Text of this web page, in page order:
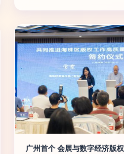
广州首个 会展与数字经济版